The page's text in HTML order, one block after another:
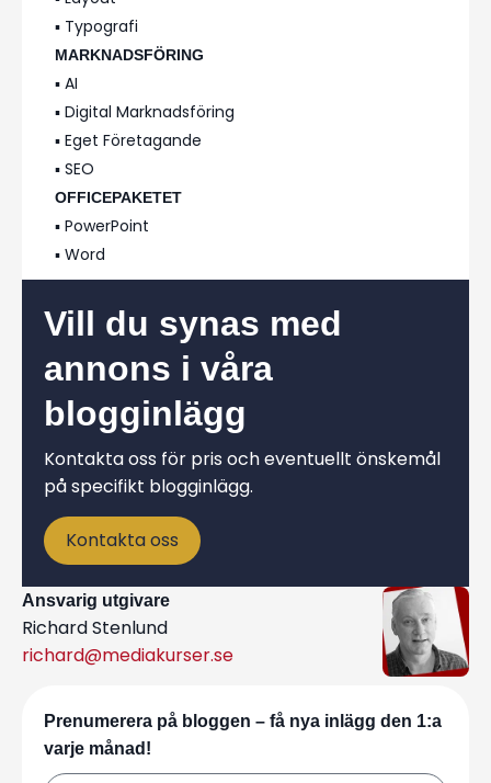
▪️ Typografi
MARKNADSFÖRING
▪️ AI
▪️ Digital Marknadsföring
▪️ Eget Företagande
▪️ SEO
OFFICEPAKETET
▪️ PowerPoint
▪️ Word
Vill du synas med
annons i våra
blogginlägg
Kontakta oss för pris och eventuellt önskemål
på specifikt blogginlägg.
Kontakta oss
Ansvarig utgivare
Richard Stenlund
richard@mediakurser.se
Prenumerera på bloggen – få nya inlägg den 1:a
varje månad!